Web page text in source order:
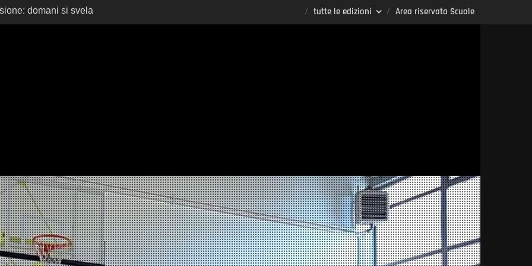
domani si svela
Reyer School
tutte le edizioni Area riservata Scuole